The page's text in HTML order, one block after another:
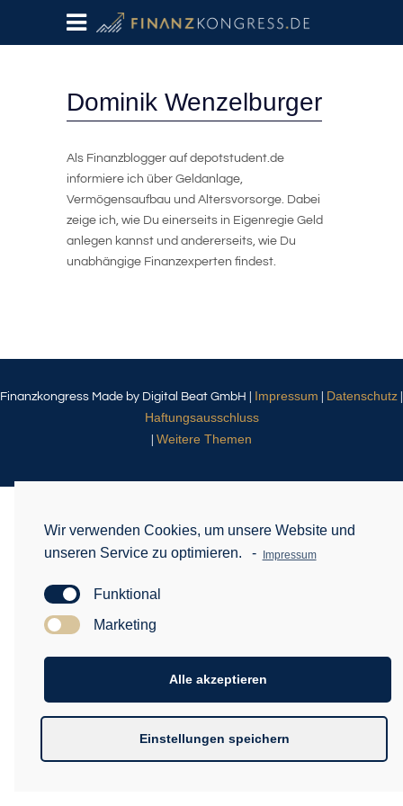
Dominik Wenzelburger
Als Finanzblogger auf depotstudent.de
informiere ich über Geldanlage,
Vermögensaufbau und Altersvorsorge. Dabei
zeige ich, wie Du einerseits in Eigenregie Geld
anlegen kannst und andererseits, wie Du
unabhängige Finanzexperten findest.
Finanzkongress Made by Digital Beat GmbH | Impressum Datenschutz
Haftungsausschluss
Weitere Themen
Wir verwenden Cookies, um unsere Website und
unseren Service zu optimieren.
- Impressum
Funktional
Marketing
Alle akzeptieren
Einstellungen speichern